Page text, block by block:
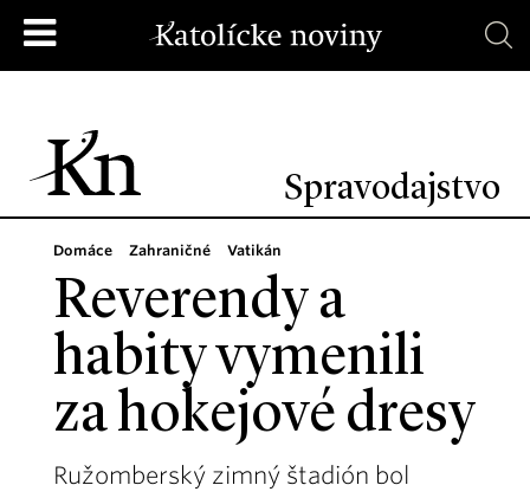
Spravodajstvo
Domáce Zahraničné Vatikán
Reverendy a
habity vymenili
za hokejové dresy
Ružomberský zimný štadión bol